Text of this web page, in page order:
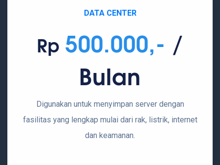
DATA CENTER
Rp 500.000,- /
Bulan
Digunakan untuk menyimpan server dengan
fasilitas yang lengkap mulai dari rak, listrik, internet
dan keamanan.